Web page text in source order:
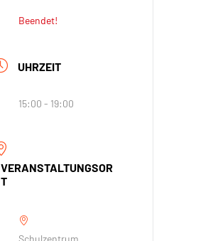
Beendet!
UHRZEIT
15:00 - 19:00
VERANSTALTUNGSOR
T